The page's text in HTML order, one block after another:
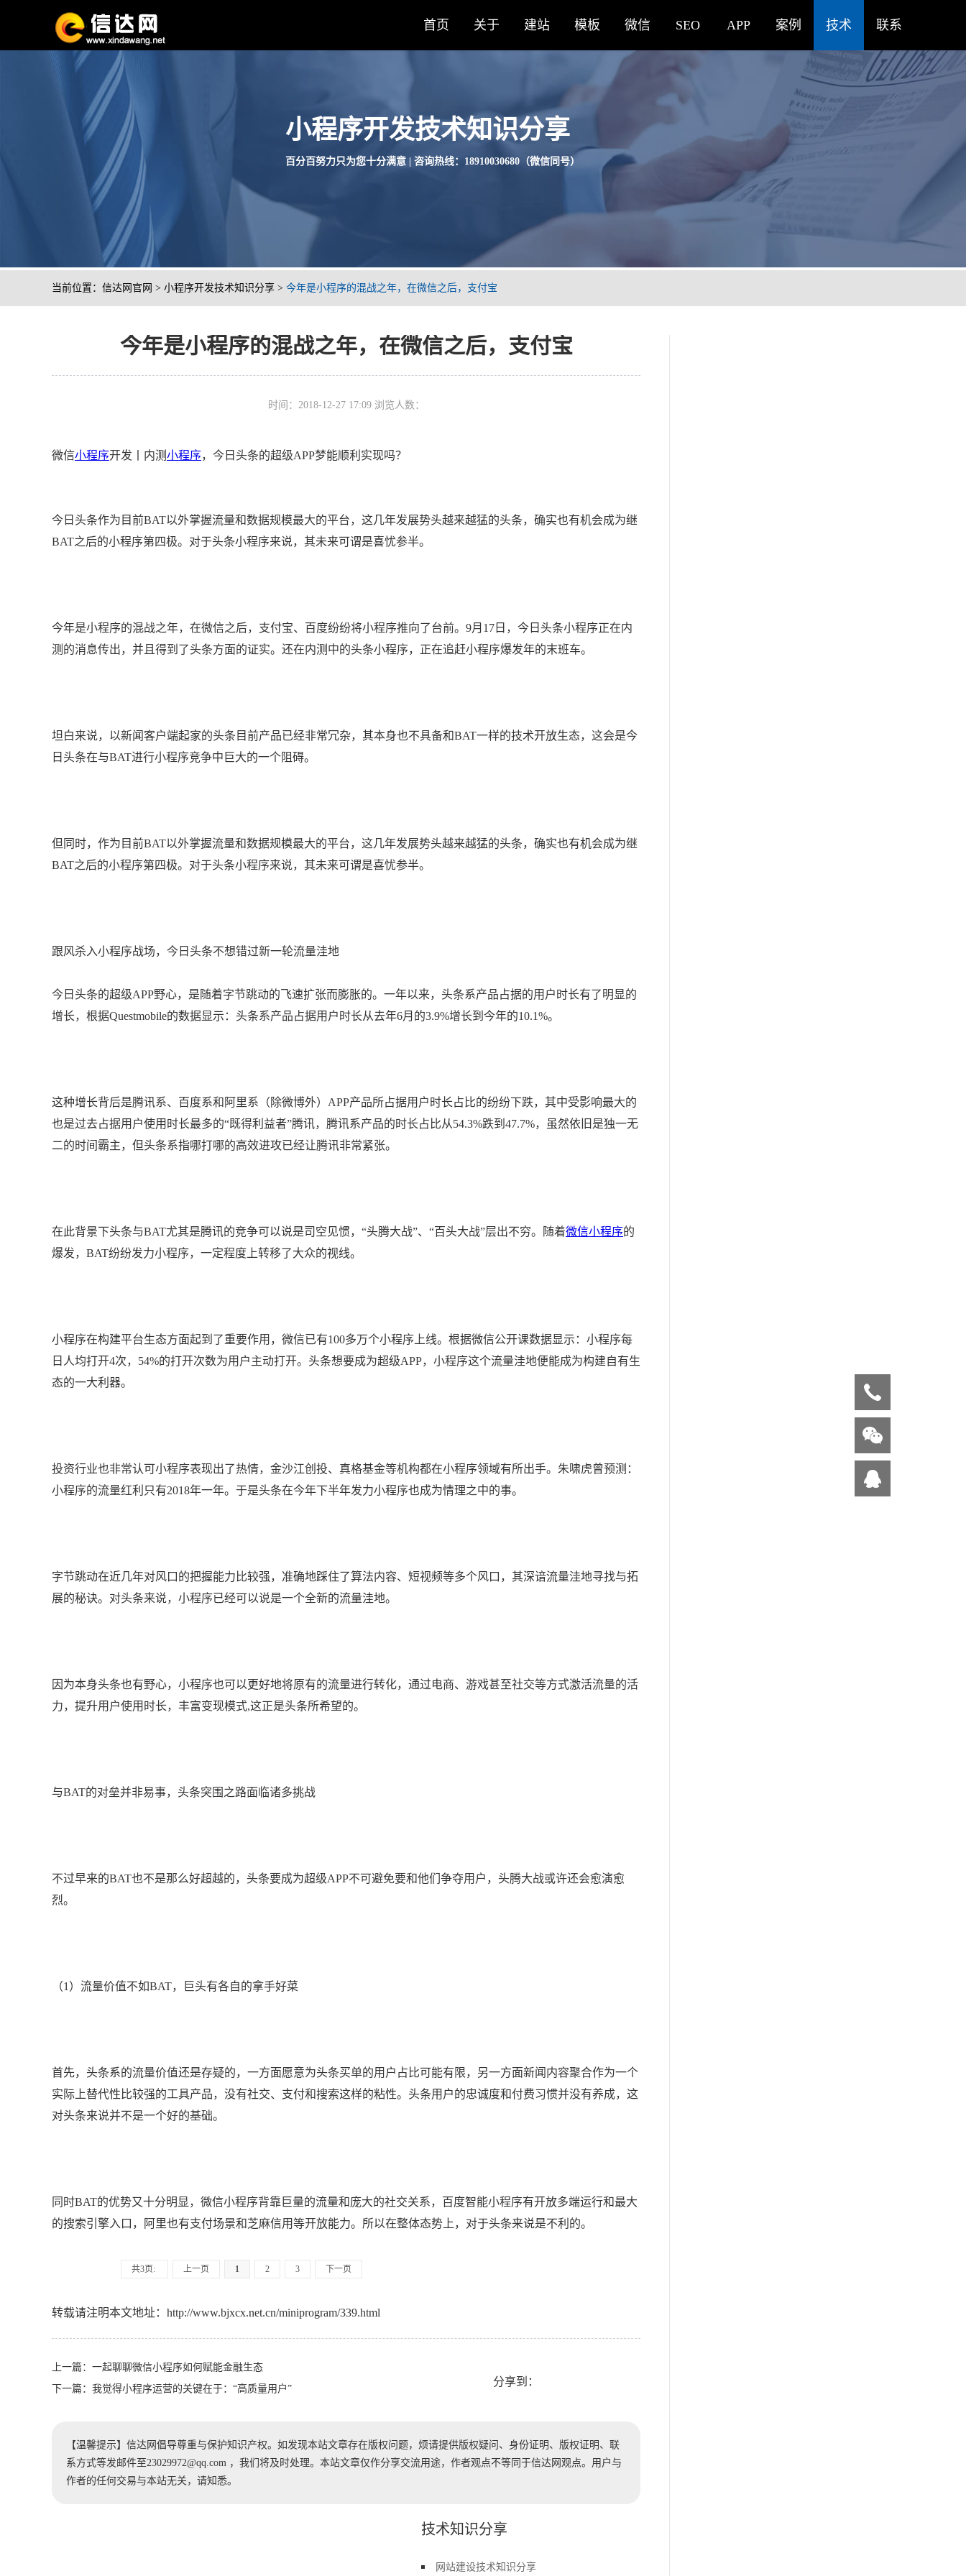
首页 关于 建站 模板 微信 SEO APP 案例 技术 联系
小程序开发技术知识分享
百分百努力只为您十分满意 | 咨询热线：18910030680（微信同号）
当前位置： 信达网官网 > 小程序开发技术知识分享 > 今年是小程序的混战之年，在微信之后，支付宝
今年是小程序的混战之年，在微信之后，支付宝
时间：2018-12-27 17:09 浏览人数：
微信小程序开发丨内测小程序，今日头条的超级APP梦能顺利实现吗？
今日头条作为目前BAT以外掌握流量和数据规模最大的平台，这几年发展势头越来越猛的头条，确实也有机会成为继
BAT之后的小程序第四极。对于头条小程序来说，其未来可谓是喜忧参半。
今年是小程序的混战之年，在微信之后，支付宝、百度纷纷将小程序推向了台前。9月17日，今日头条小程序正在内
测的消息传出，并且得到了头条方面的证实。还在内测中的头条小程序，正在追赶小程序爆发年的末班车。
坦白来说，以新闻客户端起家的头条目前产品已经非常冗杂，其本身也不具备和BAT一样的技术开放生态，这会是今
日头条在与BAT进行小程序竞争中巨大的一个阻碍。
但同时，作为目前BAT以外掌握流量和数据规模最大的平台，这几年发展势头越来越猛的头条，确实也有机会成为继
BAT之后的小程序第四极。对于头条小程序来说，其未来可谓是喜忧参半。
跟风杀入小程序战场，今日头条不想错过新一轮流量洼地
今日头条的超级APP野心，是随着字节跳动的飞速扩张而膨胀的。一年以来，头条系产品占据的用户时长有了明显的
增长，根据Questmobile的数据显示：头条系产品占据用户时长从去年6月的3.9%增长到今年的10.1%。
这种增长背后是腾讯系、百度系和阿里系（除微博外）APP产品所占据用户时长占比的纷纷下跌，其中受影响最大的
也是过去占据用户使用时长最多的“既得利益者”腾讯，腾讯系产品的时长占比从54.3%跌到47.7%，虽然依旧是独一无
二的时间霸主，但头条系指哪打哪的高效进攻已经让腾讯非常紧张。
在此背景下头条与BAT尤其是腾讯的竞争可以说是司空见惯，“头腾大战”、“百头大战”层出不穷。随着微信小程序的
爆发，BAT纷纷发力小程序，一定程度上转移了大众的视线。
小程序在构建平台生态方面起到了重要作用，微信已有100多万个小程序上线。根据微信公开课数据显示：小程序每
日人均打开4次，54%的打开次数为用户主动打开。头条想要成为超级APP，小程序这个流量洼地便能成为构建自有生
态的一大利器。
投资行业也非常认可小程序表现出了热情，金沙江创投、真格基金等机构都在小程序领域有所出手。朱啸虎曾预测：
小程序的流量红利只有2018年一年。于是头条在今年下半年发力小程序也成为情理之中的事。
字节跳动在近几年对风口的把握能力比较强，准确地踩住了算法内容、短视频等多个风口，其深谙流量洼地寻找与拓
展的秘诀。对头条来说，小程序已经可以说是一个全新的流量洼地。
因为本身头条也有野心，小程序也可以更好地将原有的流量进行转化，通过电商、游戏甚至社交等方式激活流量的活
力，提升用户使用时长，丰富变现模式,这正是头条所希望的。
与BAT的对垒并非易事，头条突围之路面临诸多挑战
不过早来的BAT也不是那么好超越的，头条要成为超级APP不可避免要和他们争夺用户，头腾大战或许还会愈演愈
烈。
（1）流量价值不如BAT，巨头有各自的拿手好菜
首先，头条系的流量价值还是存疑的，一方面愿意为头条买单的用户占比可能有限，另一方面新闻内容聚合作为一个
实际上替代性比较强的工具产品，没有社交、支付和搜索这样的粘性。头条用户的忠诚度和付费习惯并没有养成，这
对头条来说并不是一个好的基础。
同时BAT的优势又十分明显，微信小程序背靠巨量的流量和庞大的社交关系，百度智能小程序有开放多端运行和最大
的搜索引擎入口，阿里也有支付场景和芝麻信用等开放能力。所以在整体态势上，对于头条来说是不利的。
共3页: 上一页 1 2 3 下一页
转载请注明本文地址： http://www.bjxcx.net.cn/miniprogram/339.html
上一篇： 一起聊聊微信小程序如何赋能金融生态
下一篇： 我觉得小程序运营的关键在于：“高质量用户”
分享到：
【温馨提示】信达网倡导尊重与保护知识产权。如发现本站文章存在版权问题，烦请提供版权疑问、身份证明、版权证明、联
系方式等发邮件至23029972@qq.com ，我们将及时处理。本站文章仅作分享交流用途，作者观点不等同于信达网观点。用户与
作者的任何交易与本站无关，请知悉。
技术知识分享
网站建设技术知识分享